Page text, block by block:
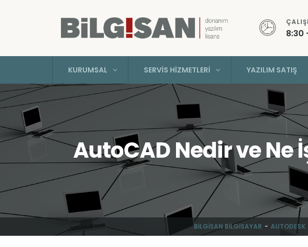
8:30
KURUMSAL SERVIS HIZMETLERI YAZILIM SATIŞ
AutoCAD Nedir ve Ne
BILGISAN BILGISAYAR AUTODESK